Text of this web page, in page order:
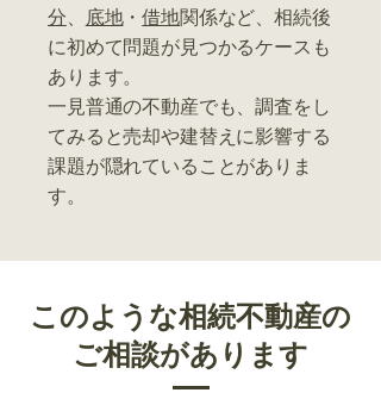
分、 底地・借地関係など、相続後
に初めて問題が見つかるケースも
あります。
一見普通の不動産でも、調査をし
てみると売却や建替えに影響する
課題が隠れていることがありま
す。
このような相続不動産の
ご相談があります